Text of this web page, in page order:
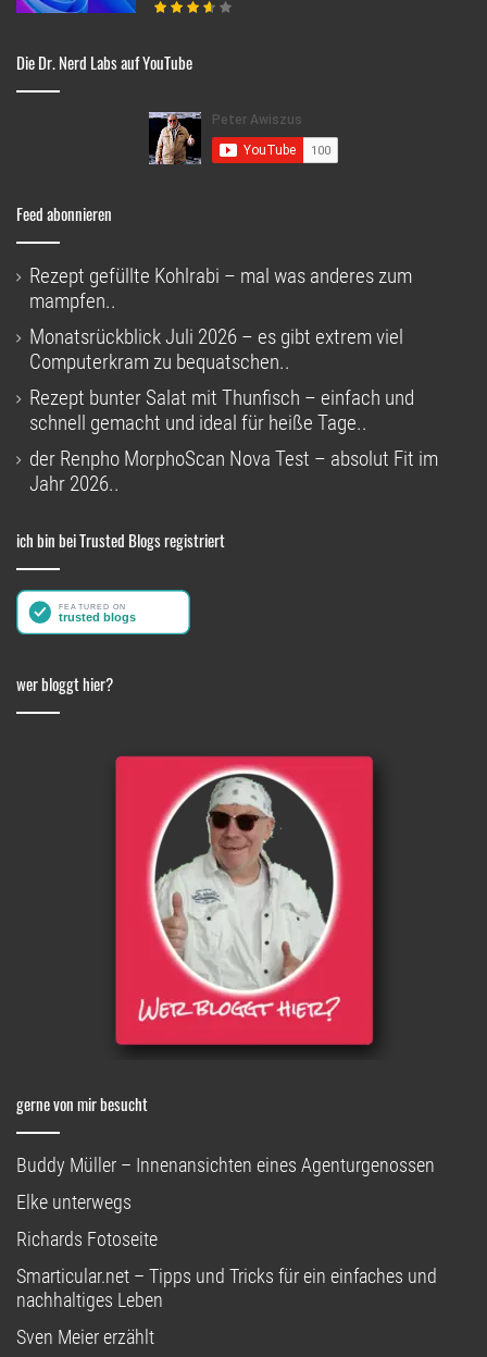
Die Dr. Nerd Labs auf YouTube
Feed abonnieren
Rezept gefüllte Kohlrabi – mal was anderes zum
mampfen..
Monatsrückblick Juli 2026 – es gibt extrem viel
Computerkram zu bequatschen..
Rezept bunter Salat mit Thunfisch – einfach und
schnell gemacht und ideal für heiße Tage..
der Renpho MorphoScan Nova Test – absolut Fit im
Jahr 2026..
ich bin bei Trusted Blogs registriert
wer bloggt hier?
gerne von mir besucht
Buddy Müller – Innenansichten eines Agenturgenossen
Elke unterwegs
Richards Fotoseite
Smarticular.net – Tipps und Tricks für ein einfaches und
nachhaltiges Leben
Sven Meier erzählt